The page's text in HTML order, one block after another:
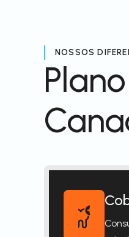
NOSSOS